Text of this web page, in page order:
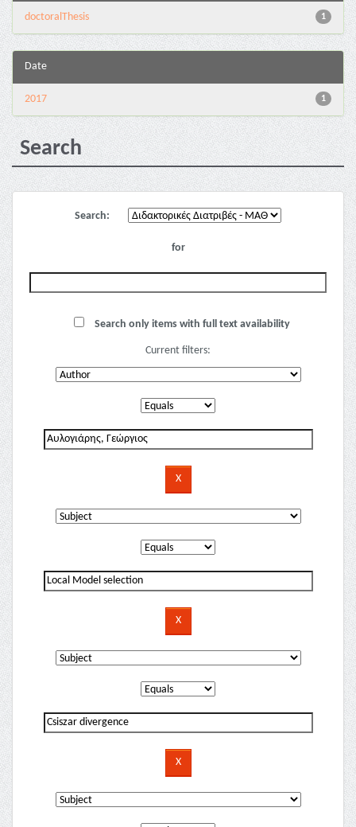
1
doctoralThesis
Date
1
2017
Search
Search:
for
Search only items with full text availability
Current filters: